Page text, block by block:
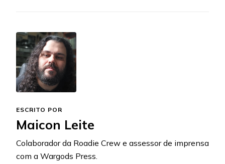
ESCRITO POR
Maicon Leite
Colaborador da Roadie Crew e assessor de imprensa
com a Wargods Press.